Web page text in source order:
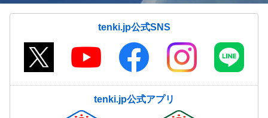
tenki.jp公式SNS
tenki.jp公式アプリ